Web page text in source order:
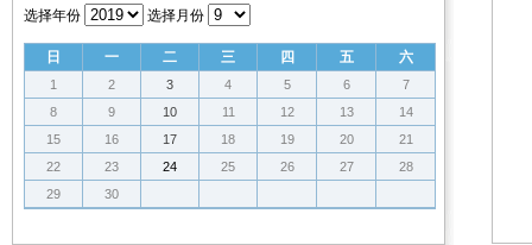
选择年份 选择月份
日 一 二 三 四 五 六
1 2 3 4 5 6
7
8
9 10 11 12 13
14
15
16 17 18 19 20
21
22
23 24 25 26 27
28
29
30